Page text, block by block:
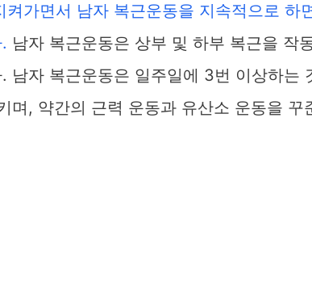
가면서 남자 복근운동을 지속적으로 하
남자 복근운동은 상부 및 하부 복근을 작
남자 복근운동은 일주일에 3번 이상하는
며, 약간의 근력 운동과 유산소 운동을 꾸